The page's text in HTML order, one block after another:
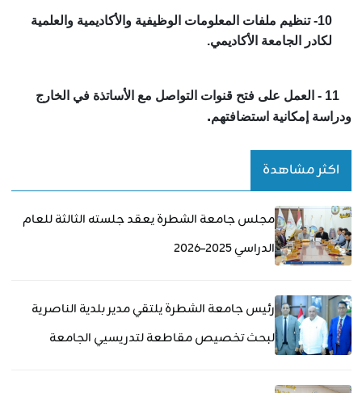
10- تنظيم ملفات المعلومات الوظيفية والأكاديمية والعلمية
لكادر الجامعة الأكاديمي.
11 - العمل على فتح قنوات التواصل مع الأساتذة في الخارج
ودراسة إمكانية استضافتهم.
اكثر مشاهدة
مجلس جامعة الشطرة يعقد جلسته الثالثة للعام
الدراسي 2025–2026
رئيس جامعة الشطرة يلتقي مدير بلدية الناصرية
لبحث تخصيص مقاطعة لتدريسيي الجامعة